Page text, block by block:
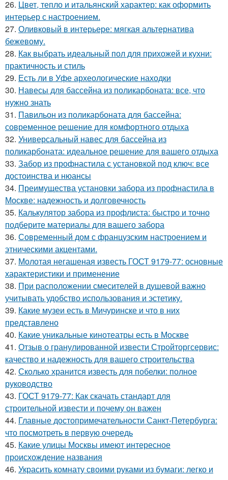
26. Цвет, тепло и итальянский характер: как оформить
интерьер с настроением.
27. Оливковый в интерьере: мягкая альтернатива
бежевому.
28. Как выбрать идеальный пол для прихожей и кухни:
практичность и стиль
29. Есть ли в Уфе археологические находки
30. Навесы для бассейна из поликарбоната: все, что
нужно знать
31. Павильон из поликарбоната для бассейна:
современное решение для комфортного отдыха
32. Универсальный навес для бассейна из
поликарбоната: идеальное решение для вашего отдыха
33. Забор из профнастила с установкой под ключ: все
достоинства и нюансы
34. Преимущества установки забора из профнастила в
Москве: надежность и долговечность
35. Калькулятор забора из профлиста: быстро и точно
подберите материалы для вашего забора
36. Современный дом с французским настроением и
этническими акцентами.
37. Молотая негашеная известь ГОСТ 9179-77: основные
характеристики и применение
38. При расположении смесителей в душевой важно
учитывать удобство использования и эстетику.
39. Какие музеи есть в Мичуринске и что в них
представлено
40. Какие уникальные кинотеатры есть в Москве
41. Отзыв о гранулированной извести Стройторгсервис:
качество и надежность для вашего строительства
42. Сколько хранится известь для побелки: полное
руководство
43. ГОСТ 9179-77: Как скачать стандарт для
строительной извести и почему он важен
44. Главные достопримечательности Санкт-Петербурга:
что посмотреть в первую очередь
45. Какие улицы Москвы имеют интересное
происхождение названия
46. Украсить комнату своими руками из бумаги: легко и